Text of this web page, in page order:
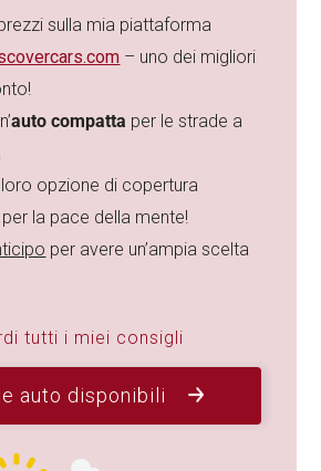
sulla mia piattaforma
– uno dei migliori
auto compatta per le strade a
opzione di copertura
la pace della mente!
per avere un’ampia scelta
tutti i miei consigli
auto disponibili